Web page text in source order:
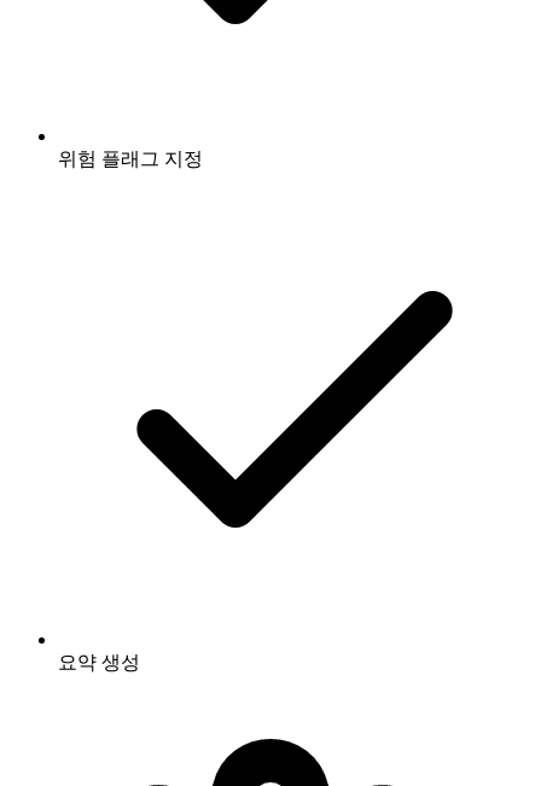
위험 플래그 지정
요약 생성